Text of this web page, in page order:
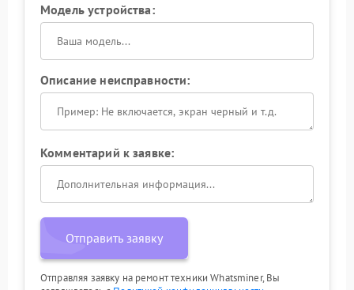
Модель устройства:
Описание неисправности:
Комментарий к заявке:
Отправить заявку
Отправляя заявку на ремонт техники Whatsminer, Вы